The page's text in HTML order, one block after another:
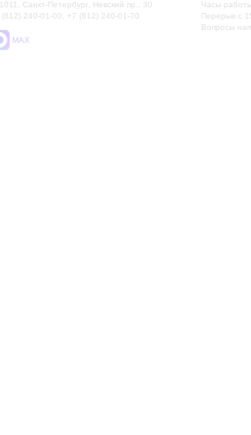
Санкт-Петербург, Невский пр., 30
(812) 240-01-00, +7 (812) 240-01-70
MAX
Часы
Перерыв с
Вопросы